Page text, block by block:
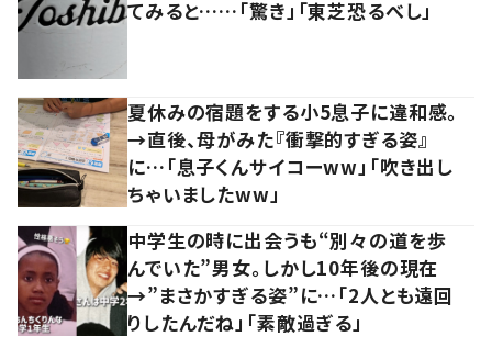
てみると……「驚き」「東芝恐るべし」
夏休みの宿題をする小5息子に違和感。
→直後、母がみた『衝撃的すぎる姿』
に…「息子くんサイコーww」「吹き出し
ちゃいましたww」
中学生の時に出会うも“別々の道を歩
んでいた”男女。しかし10年後の現在
→”まさかすぎる姿”に…「2人とも遠回
りしたんだね」「素敵過ぎる」